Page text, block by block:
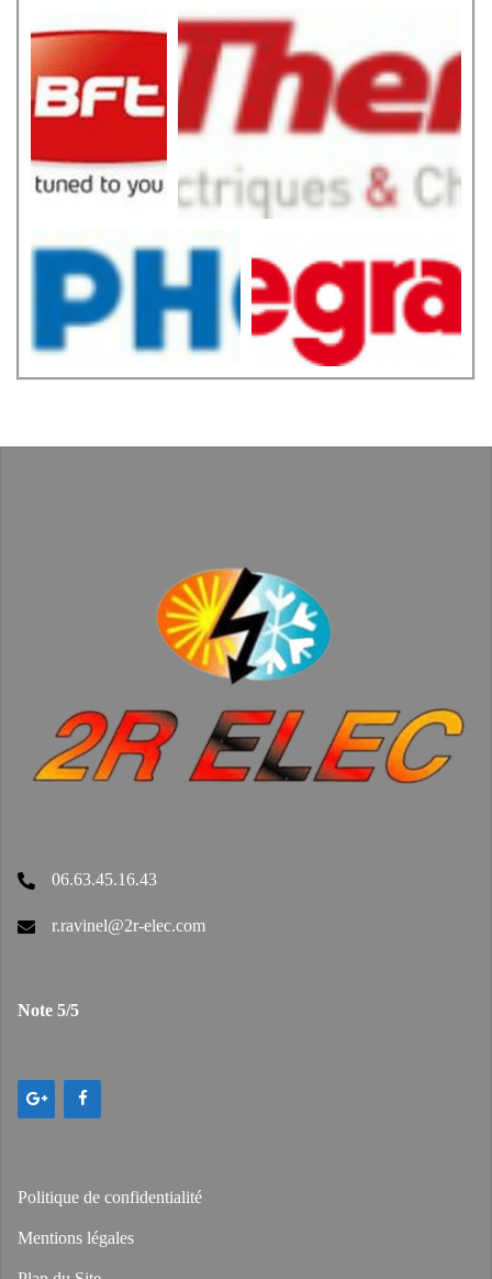
06.63.45.16.43
r.ravinel@2r-elec.com
Note 5/5
Politique de confidentialité
Mentions légales